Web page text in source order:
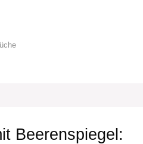
Beerenspiegel: